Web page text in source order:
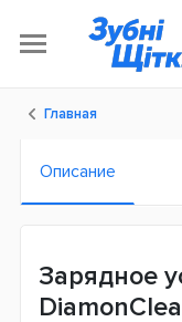
Главная
Описание
Зарядное